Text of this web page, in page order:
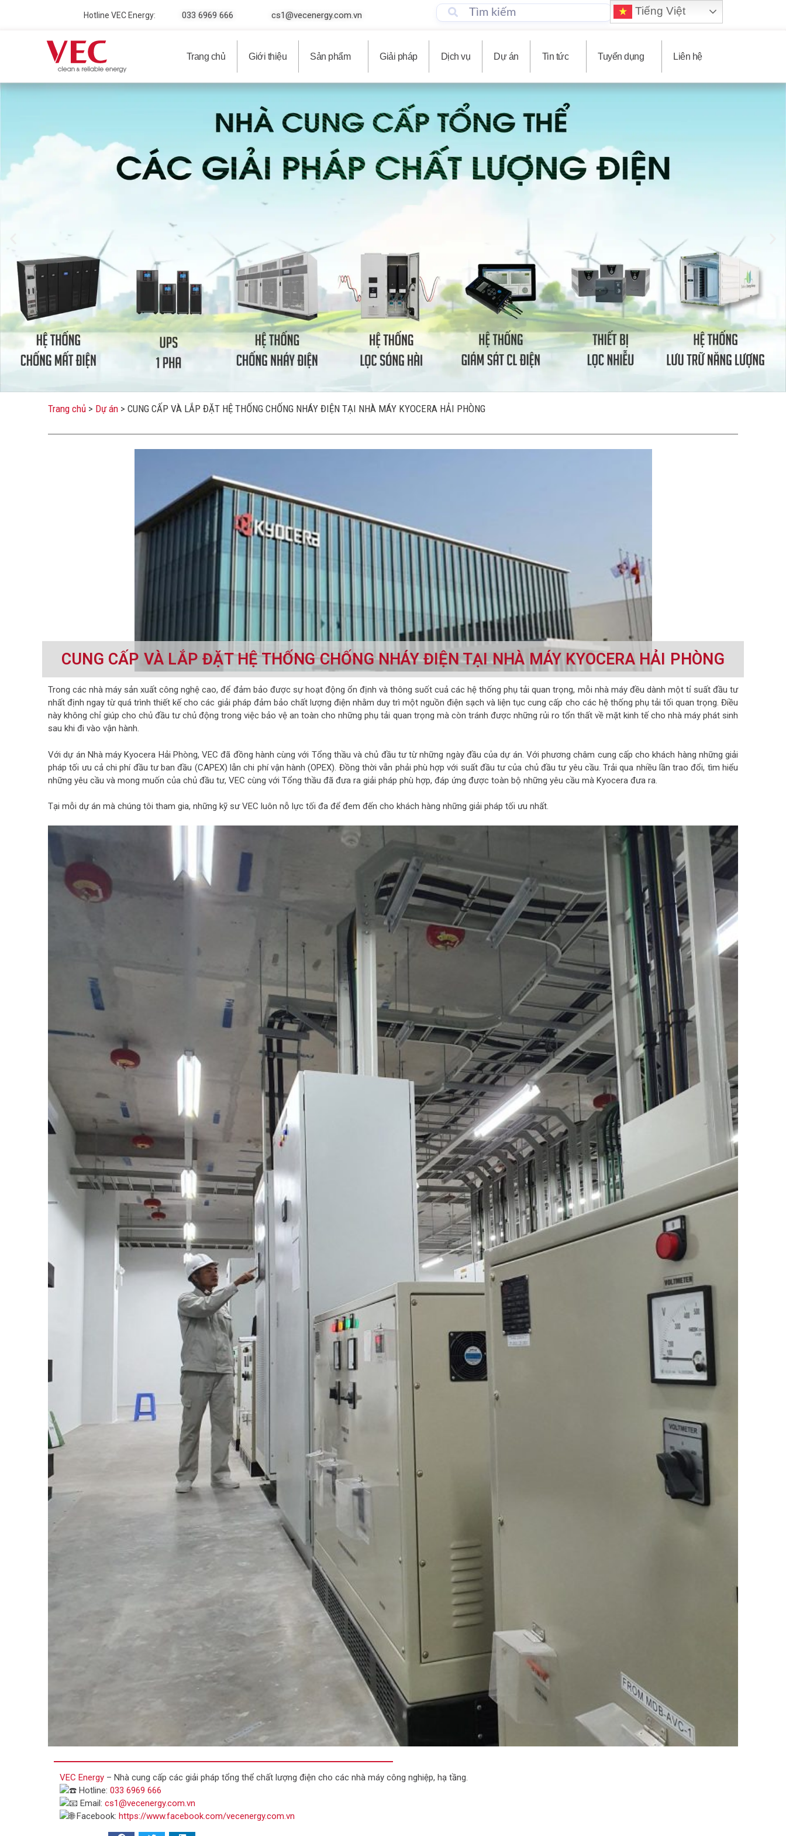
Hotline VEC Energy: 033 6969 666 cs1@vecenergy.com.vn Tiếng Việt
Trang chủ Giới thiệu Sản phẩm Giải pháp Dịch vụ Dự án Tin tức Tuyển dụng Liên hệ
Trang chủ > Dự án > CUNG CẤP VÀ LẮP ĐẶT HỆ THỐNG CHỐNG NHÁY ĐIỆN TẠI NHÀ MÁY KYOCERA HẢI PHÒNG
CUNG CẤP VÀ LẮP ĐẶT HỆ THỐNG CHỐNG NHÁY ĐIỆN TẠI NHÀ MÁY KYOCERA HẢI PHÒNG
Trong các nhà máy sản xuất công nghệ cao, để đảm bảo được sự hoạt động ổn định và thông suốt cuả các hệ thống phụ tải quan trọng, mỗi nhà máy đều dành một tỉ suất đầu tư
nhất định ngay từ quá trình thiết kế cho các giải pháp đảm bảo chất lượng điện nhằm duy trì một nguồn điện sạch và liện tục cung cấp cho các hệ thống phụ tải tối quan trọng. Điều
này không chỉ giúp cho chủ đầu tư chủ động trong việc bảo vệ an toàn cho những phụ tải quan trọng mà còn tránh được những rủi ro tổn thất về mặt kinh tế cho nhà máy phát sinh
sau khi đi vào vận hành.
Với dự án Nhà máy Kyocera Hải Phòng, VEC đã đồng hành cùng với Tổng thầu và chủ đầu tư từ những ngày đầu của dự án. Với phương châm cung cấp cho khách hàng những giải
pháp tối ưu cả chi phí đầu tư ban đầu (CAPEX) lẫn chi phí vận hành (OPEX). Đồng thời vẫn phải phù hợp với suất đầu tư của chủ đầu tư yêu cầu. Trải qua nhiều lần trao đổi, tìm hiểu
những yêu cầu và mong muốn của chủ đầu tư, VEC cùng với Tổng thầu đã đưa ra giải pháp phù hợp, đáp ứng được toàn bộ những yêu cầu mà Kyocera đưa ra.
Tại mỗi dự án mà chúng tôi tham gia, những kỹ sư VEC luôn nỗ lực tối đa để đem đến cho khách hàng những giải pháp tối ưu nhất.
VEC Energy – Nhà cung cấp các giải pháp tổng thể chất lượng điện cho các nhà máy công nghiệp, hạ tầng.
Hotline: 033 6969 666
Email: cs1@vecenergy.com.vn
Facebook: https://www.facebook.com/vecenergy.com.vn